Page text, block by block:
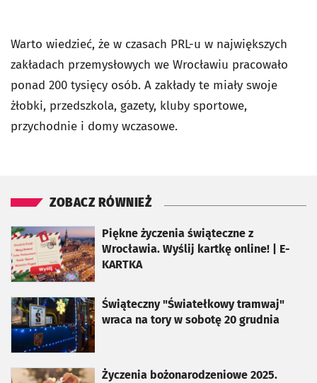
Warto wiedzieć, że w czasach PRL-u w największych
zakładach przemysłowych we Wrocławiu pracowało
ponad 200 tysięcy osób. A zakłady te miały swoje
żłobki, przedszkola, gazety, kluby sportowe,
przychodnie i domy wczasowe.
ZOBACZ RÓWNIEŻ
Piękne życzenia świąteczne z
Wrocławia. Wyślij kartkę online! | E-
KARTKA
otworzy się w nowej karcie
Świąteczny "Światełkowy tramwaj"
wraca na tory w sobotę 20 grudnia
otworzy się w nowej karcie
Życzenia bożonarodzeniowe 2025.
otworzy się w nowej karcie